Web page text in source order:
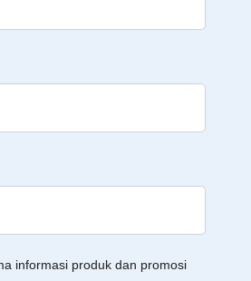
informasi produk dan promosi